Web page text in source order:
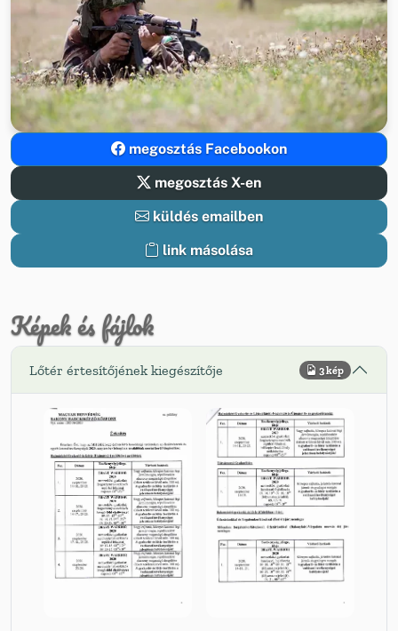
megosztás Facebookon
megosztás X-en
küldés emailben
link másolása
Képek és fájlok
Lőtér értesítőjének kiegészítője 3 kép